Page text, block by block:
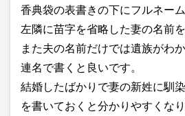
香典袋の表書きの下にフルネー
左隣に苗字を省略した妻の名前を
また夫の名前だけでは遺族がわ
連名で書くと良いです。
結婚したばかりで妻の新姓に馴
を書いておくと分かりやすくなり